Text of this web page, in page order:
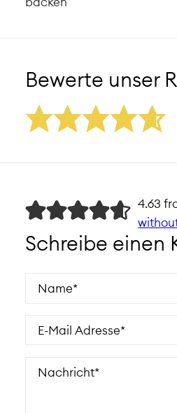
Bewerte unser
4.63
Schreibe einen